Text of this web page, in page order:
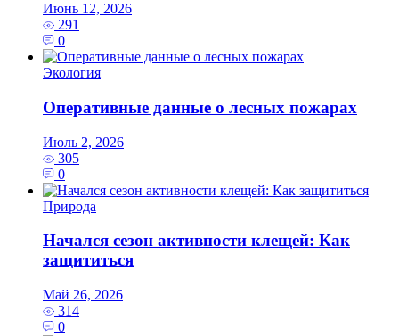
Июнь 12, 2026
291
0
Экология
Оперативные данные о лесных пожарах
Июль 2, 2026
305
0
Природа
Начался сезон активности клещей: Как
защититься
Май 26, 2026
314
0